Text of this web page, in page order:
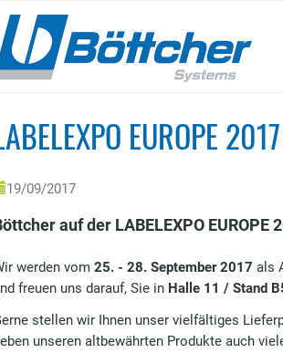
EUROPE 2017
19/09/2017
auf der LABELEXPO EUROPE
werden vom 25. - 28. September 2017 als
freuen uns darauf, Sie in Halle 11 / Stand
stellen wir Ihnen unser vielfältiges
unseren altbewährten Produkte auch